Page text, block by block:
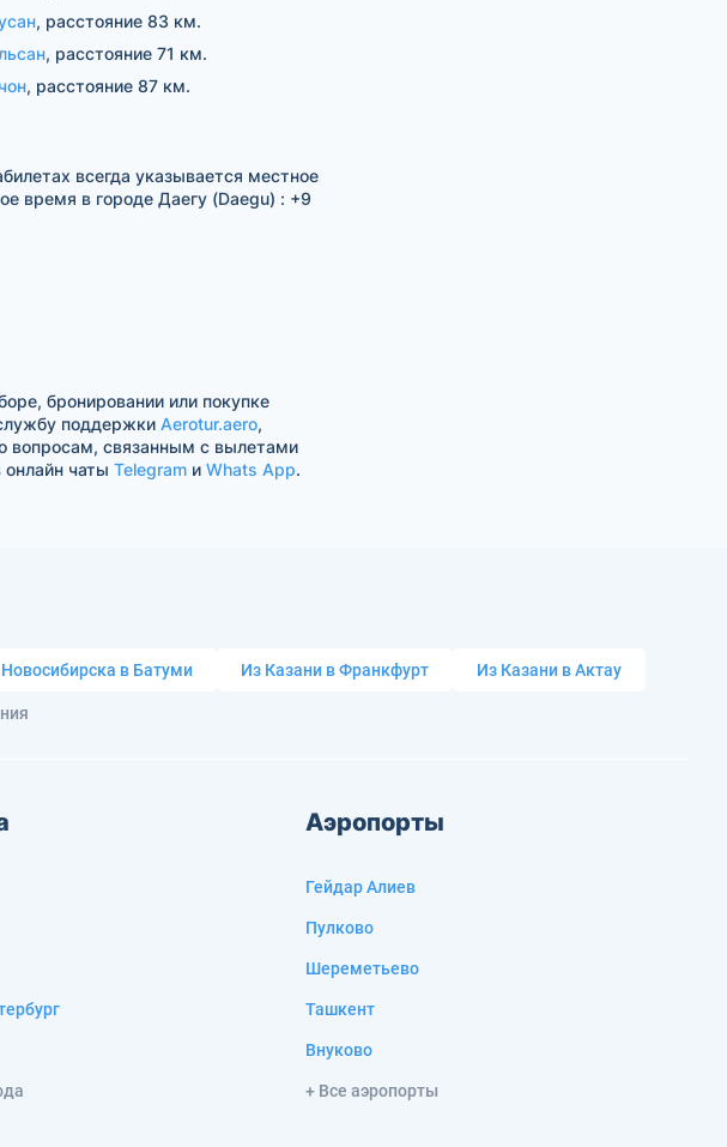
, расстояние 83 км.
, расстояние 71 км.
, расстояние 87 км.
всегда указывается местное
время в городе Даегу (Daegu) : +9
бронировании или покупке
поддержки Aerotur.aero,
вопросам, связанным с вылетами
чаты Telegramи Whats App.
в Батуми Из Казани в Франкфурт Из Казани в Актау
Аэропорты
Гейдар Алиев
Пулково
Шереметьево
Ташкент
Внуково
+ Все аэропорты